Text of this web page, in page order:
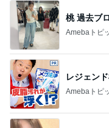
桃 過去ブ
Amebaトピ
レジェン
Amebaトピ